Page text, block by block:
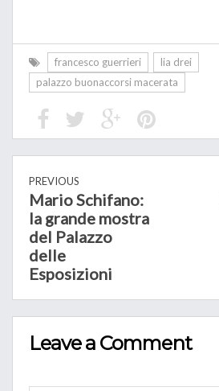
francesco guerrieri
lia drei
palazzo buonaccorsi macerata
PREVIOUS
Mario Schifano:
la grande mostra
del Palazzo
delle
Esposizioni
Leave a Comment